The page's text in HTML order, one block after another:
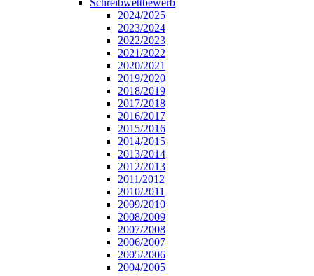
Schreibwettbewerb
2024/2025
2023/2024
2022/2023
2021/2022
2020/2021
2019/2020
2018/2019
2017/2018
2016/2017
2015/2016
2014/2015
2013/2014
2012/2013
2011/2012
2010/2011
2009/2010
2008/2009
2007/2008
2006/2007
2005/2006
2004/2005